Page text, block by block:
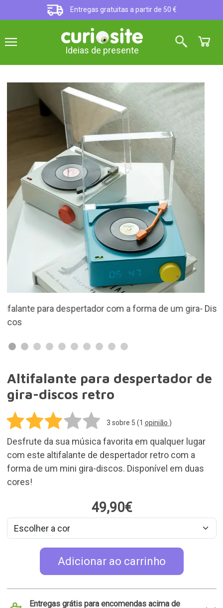
Entregas gratuitas a partir de 50 €
Ideias de presente
Disponível em duas cores fantásticas
Altifalante para despertador de
gira-discos retro
3 sobre 5 (1 opinião )
Desfrute da sua música favorita em qualquer lugar
com este altifalante de despertador retro com a
forma de um mini gira-discos. Disponível em duas
cores!
49,90€
Adicionar ao carrinho
Entregas grátis para encomendas acima de